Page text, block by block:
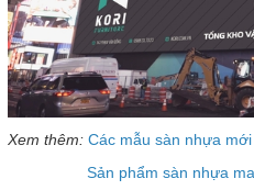
Xem thêm: Các mẫu sàn nhựa
Sản phẩm sàn nhựa